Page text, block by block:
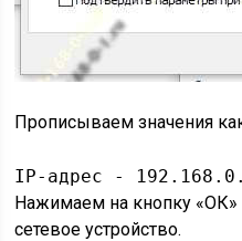
Прописываем значения
IP-адрес -
Нажимаем на кнопку «ОК»
сетевое устройство.